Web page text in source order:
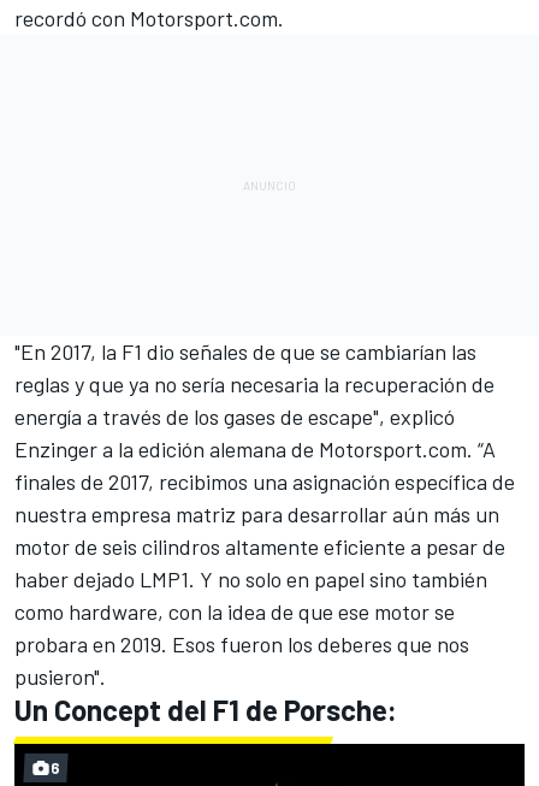
recordó con Motorsport.com.
"En 2017, la F1 dio señales de que se cambiarían las
reglas y que ya no sería necesaria la recuperación de
energía a través de los gases de escape", explicó
Enzinger a la edición alemana de Motorsport.com. “A
finales de 2017, recibimos una asignación específica de
nuestra empresa matriz para desarrollar aún más un
motor de seis cilindros altamente eficiente a pesar de
haber dejado LMP1. Y no solo en papel sino también
como hardware, con la idea de que ese motor se
probara en 2019. Esos fueron los deberes que nos
pusieron".
Un Concept del F1 de Porsche:
6